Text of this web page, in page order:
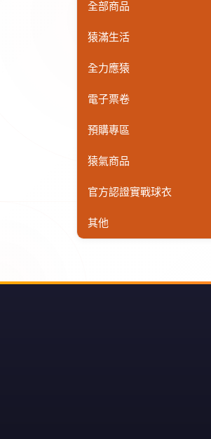
全部商品
猿滿生活
全力應猿
電子票卷
預購專區
猿氣商品
官方認證實戰球衣
其他